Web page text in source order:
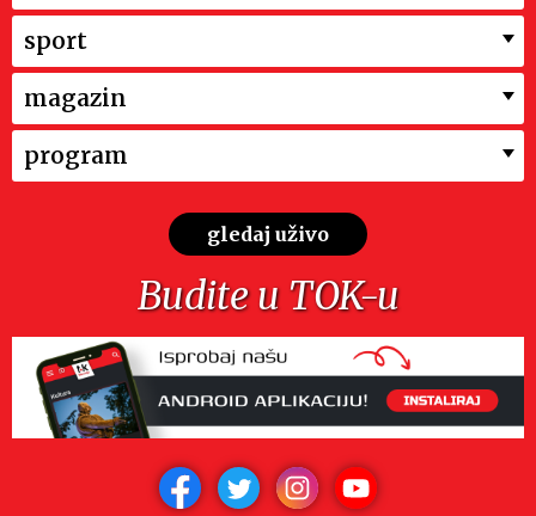
sport
magazin
program
gledaj uživo
Budite u TOK-u